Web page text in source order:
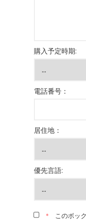
購入予定時期:
電話番号：
居住地：
優先言語:
* このボッ